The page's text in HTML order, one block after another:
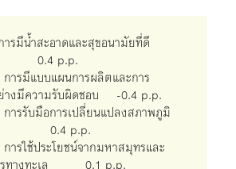
ารมีน้ำสะอาดและสุขอนามัยที่ดี
p.p.
การมีแบบแผนการผลิตและการ
างมีความรับผิดชอบ -0.4 p.p.
การรับมือการเปลี่ยนแปลงสภาพภูมิ
ศ 0.4 p.p.
ารใช้ประโยชน์จากมหาสมุทรและ